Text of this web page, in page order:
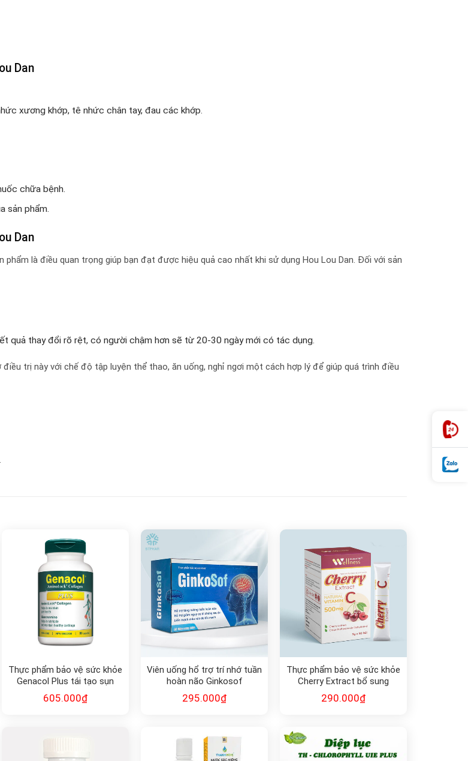
Dan
xương khớp, tê nhức chân tay, đau các khớp.
chữa bệnh.
sản phẩm.
Dan
là điều quan trọng giúp bạn đạt được hiệu quả cao nhất khi sử dụng Hou Lou Dan. Đối với sản
quả thay đổi rõ rệt, có người chậm hơn sẽ từ 20-30 ngày mới có tác dụng.
trị này với chế độ tập luyện thể thao, ăn uống, nghỉ ngơi một cách hợp lý để giúp quá trình điều
Thực phẩm bảo vệ sức khỏe
Genacol Plus tái tạo sụn
khớp (90v)
605.000₫
Viên uống hổ trợ trí nhớ tuần
hoàn não Ginkosof
295.000₫
Thực phẩm bảo vệ sức khỏe
Cherry Extract bổ sung
Vitamin C
290.000₫